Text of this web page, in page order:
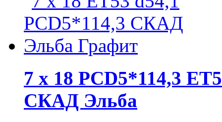
7 x 18 PCD5*114,3
СКАД Эльба